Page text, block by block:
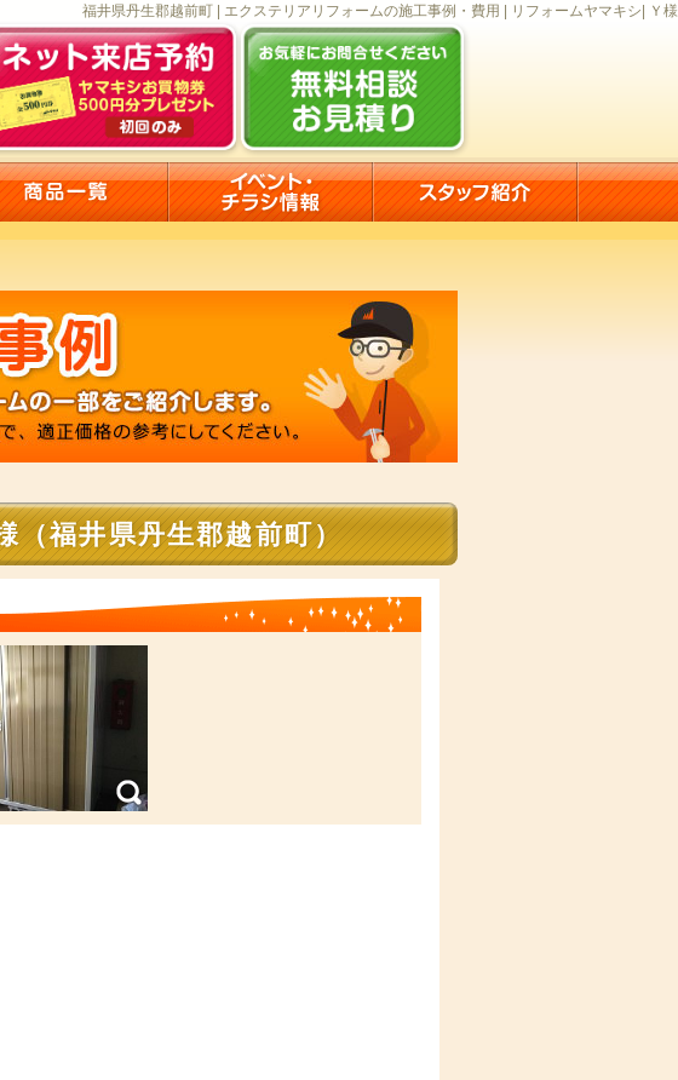
福井県丹生郡越前町 | エクステリアリフォームの施工事例・費用 | リフォームヤマキシ| Ｙ様
福井県丹生郡越前町）